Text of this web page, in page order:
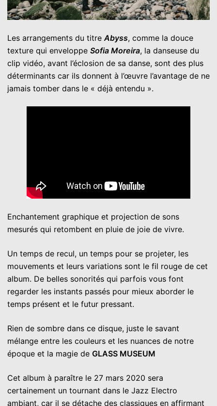
Les arrangements du titreAbyss, comme la douce
texture qui enveloppe Sofia Moreira, la danseuse du
clip vidéo, avant l’éclosion de sa danse, sont des plus
déterminants car ils donnent à l’œuvre l’avantage de ne
jamais tomber dans le « déjà entendu ».
Enchantement graphique et projection de sons
mesurés qui retombent en pluie de joie de vivre.
Un temps de recul, un temps pour se projeter, les
mouvements et leurs variations sont le fil rouge de cet
album. De belles sonorités qui parfois vous font
regarder les instants passés pour mieux aborder le
temps présent et le futur pressant.
Rien de sombre dans ce disque, juste le savant
mélange entre les couleurs et les nuances de notre
époque et la magie de GLASS MUSEUM
Cet album à paraître le 27 mars 2020 sera
certainement un tournant dans le Jazz Electro
ambiant, car il se détache des classiques en affirmant